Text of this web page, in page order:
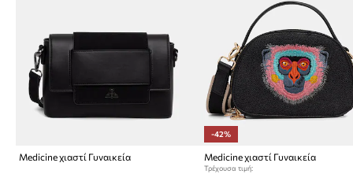
Medicine χιαστί Γυναικεία
-42%
Medicine χιαστί Γυναικεία
Τρέχουσα τιμή: